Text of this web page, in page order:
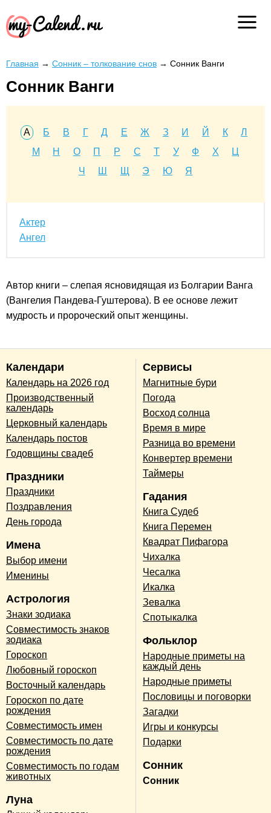
Главная → Сонник – толкование снов → Сонник Ванги
Сонник Ванги
А Б В Г Д Е Ж З И Й К
Л
М
Н О П Р С Т У Ф Х
Ц
Ч
Ш Щ Э Ю Я
Актер
Ангел
Автор книги – слепая ясновидящая из Болгарии Ванга
(Вангелия Пандева-Гуштерова). В ее основе лежит
мудрость и пророческий опыт женщины.
Календари
Календарь на 2026 год
Производственный
календарь
Церковный календарь
Календарь постов
Годовщины свадеб
Праздники
Праздники
Поздравления
День города
Имена
Выбор имени
Именины
Астрология
Знаки зодиака
Совместимость знаков
зодиака
Гороскоп
Любовный гороскоп
Восточный календарь
Гороскоп по дате
рождения
Совместимость имен
Совместимость по дате
рождения
Совместимость по годам
животных
Луна
Сервисы
Магнитные бури
Погода
Восход солнца
Время в мире
Разница во времени
Конвертер времени
Таймеры
Гадания
Книга Судеб
Книга Перемен
Квадрат Пифагора
Чихалка
Чесалка
Икалка
Зевалка
Спотыкалка
Фольклор
Народные приметы на
каждый день
Народные приметы
Пословицы и поговорки
Загадки
Игры и конкурсы
Подарки
Сонник
Сонник